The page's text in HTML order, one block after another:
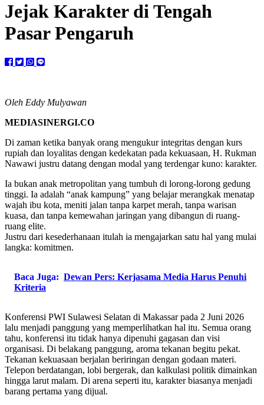
Jejak Karakter di Tengah
Pasar Pengaruh
Oleh Eddy Mulyawan
MEDIASINERGI.CO
Di zaman ketika banyak orang mengukur integritas dengan kurs
rupiah dan loyalitas dengan kedekatan pada kekuasaan, H. Rukman
Nawawi justru datang dengan modal yang terdengar kuno: karakter.
Ia bukan anak metropolitan yang tumbuh di lorong-lorong gedung
tinggi. Ia adalah “anak kampung” yang belajar merangkak menatap
wajah ibu kota, meniti jalan tanpa karpet merah, tanpa warisan
kuasa, dan tanpa kemewahan jaringan yang dibangun di ruang-
ruang elite.
Justru dari kesederhanaan itulah ia mengajarkan satu hal yang mulai
langka: komitmen.
Baca Juga: Dewan Pers: Kerjasama Media Harus Penuhi
Kriteria
Konferensi PWI Sulawesi Selatan di Makassar pada 2 Juni 2026
lalu menjadi panggung yang memperlihatkan hal itu. Semua orang
tahu, konferensi itu tidak hanya dipenuhi gagasan dan visi
organisasi. Di belakang panggung, aroma tekanan begitu pekat.
Tekanan kekuasaan berjalan beriringan dengan godaan materi.
Telepon berdatangan, lobi bergerak, dan kalkulasi politik dimainkan
hingga larut malam. Di arena seperti itu, karakter biasanya menjadi
barang pertama yang dijual.